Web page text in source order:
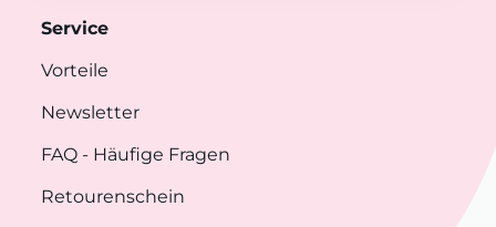
Service
Vorteile
Newsletter
FAQ - Häufige Fragen
Retourenschein